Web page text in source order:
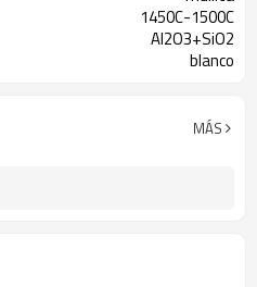
1450C-1500C
Al2O3+SiO2
blanco
MÁS